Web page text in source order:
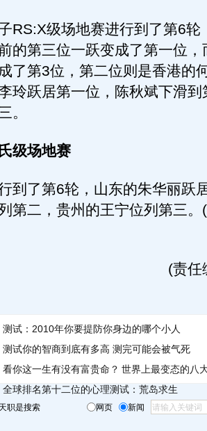
级场地赛进行到了第6轮
的第三位一跃变成了第一位，
了第3位，第二位则是香港的
玲跃居第一位，陈秋斌下滑到
。
场地赛
了第6轮，山东的朱华丽跃
第二，贵州的王宁位列第三。
(责任
测试：2010年你要提防你身边的哪个小人
测试你的智商到底有多高 测完可能会被气死
看你这一生有没有富贵命？ 世界上最变态的八
全球排名第十二位的心理测试：荒岛求生
职是搜索 网页 新闻